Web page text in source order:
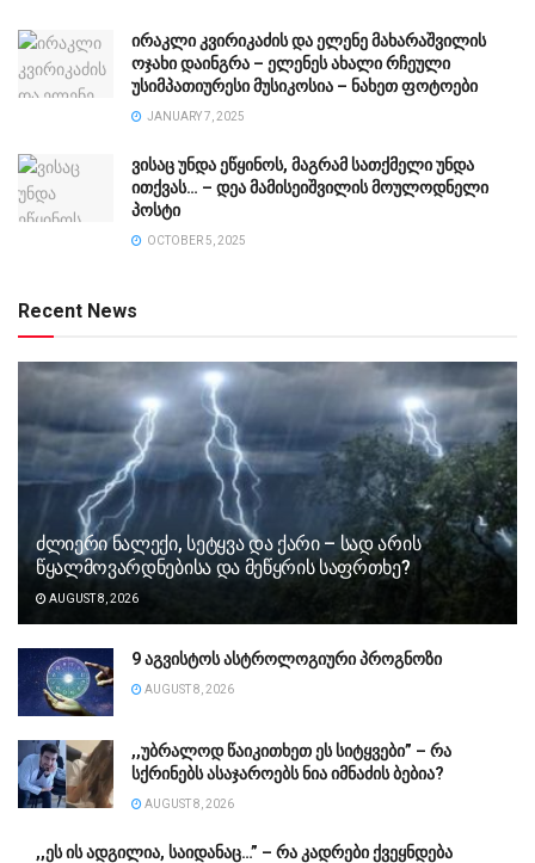
ირაკლი კვირიკაძის და ელენე მახარაშვილის
ოჯახი დაინგრა – ელენეს ახალი რჩეული
უსიმპათიურესი მუსიკოსია – ნახეთ ფოტოები
JANUARY 7, 2025
ვისაც უნდა ეწყინოს, მაგრამ სათქმელი უნდა
ითქვას… – დეა მამისეიშვილის მოულოდნელი
პოსტი
OCTOBER 5, 2025
Recent News
ძლიერი ნალექი, სეტყვა და ქარი – სად არის
წყალმოვარდნებისა და მეწყრის საფრთხე?
AUGUST 8, 2026
9 აგვისტოს ასტროლოგიური პროგნოზი
AUGUST 8, 2026
,,უბ­რა­ლოდ წა­ი­კი­თხეთ ეს სი­ტყვე­ბი” – რა
სქრინებს ასაჯაროებს ნია იმნაძის ბებია?
AUGUST 8, 2026
,,ეს ის ადგილია, საიდანაც…” – რა კადრები ქვეყნდება